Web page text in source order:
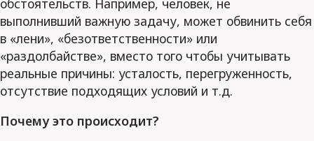
обстоятельств. Например, человек, не
выполнивший важную задачу, может обвинить себя
в «лени», «безответственности» или
«раздолбайстве», вместо того чтобы учитывать
реальные причины: усталость, перегруженность,
отсутствие подходящих условий и т.д.
Почему это происходит?